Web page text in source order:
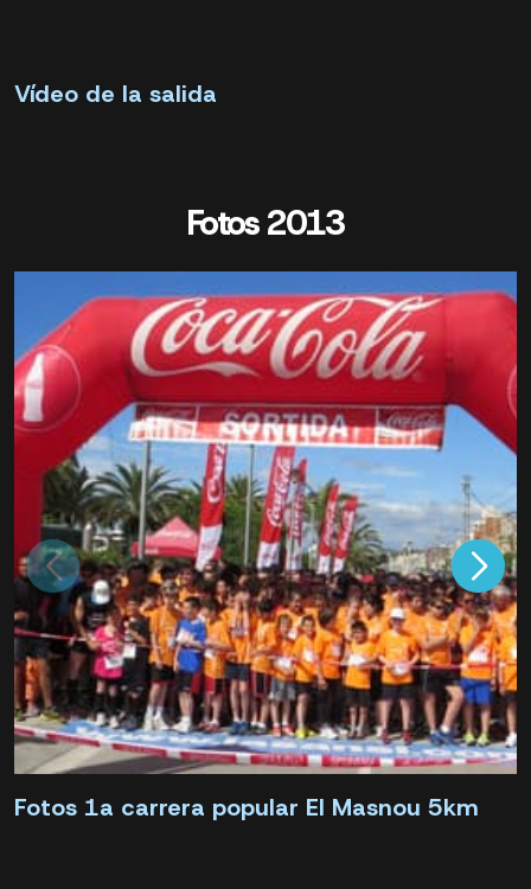
Vídeo de la salida
Fotos 2013
Fotos 1a carrera popular El Masnou 5km